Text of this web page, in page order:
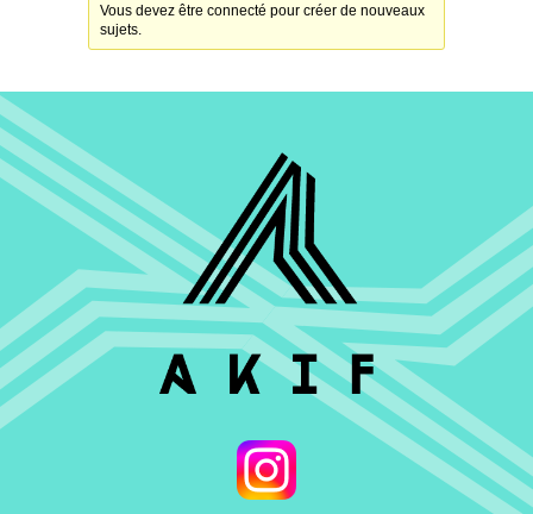
Vous devez être connecté pour créer de nouveaux
sujets.